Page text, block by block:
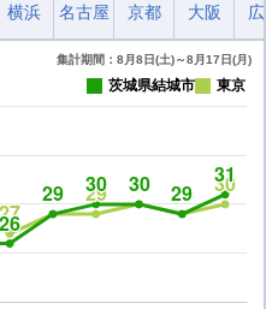
横浜 名古屋 京都 大阪 広
集計期間：8月8日(土)～8月17日(月)
茨城県結城市 東京